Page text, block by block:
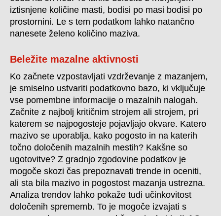
iztisnjene količine masti, bodisi po masi bodisi po
prostornini. Le s tem podatkom lahko natančno
nanesete želeno količino maziva.
Beležite mazalne aktivnosti
Ko začnete vzpostavljati vzdrževanje z mazanjem,
je smiselno ustvariti podatkovno bazo, ki vključuje
vse pomembne informacije o mazalnih nalogah.
Začnite z najbolj kritičnim strojem ali strojem, pri
katerem se najpogosteje pojavljajo okvare. Katero
mazivo se uporablja, kako pogosto in na katerih
točno določenih mazalnih mestih? Kakšne so
ugotovitve? Z gradnjo zgodovine podatkov je
mogoče skozi čas prepoznavati trende in oceniti,
ali sta bila mazivo in pogostost mazanja ustrezna.
Analiza trendov lahko pokaže tudi učinkovitost
določenih sprememb. To je mogoče izvajati s